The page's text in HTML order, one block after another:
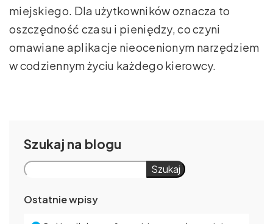
miejskiego. Dla użytkowników oznacza to
oszczędność czasu i pieniędzy, co czyni
omawiane aplikacje nieocenionym narzędziem
w codziennym życiu każdego kierowcy.
Szukaj
Szukaj
Ostatnie wpisy